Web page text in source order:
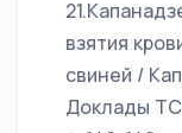
взятия
свиней /
Доклады